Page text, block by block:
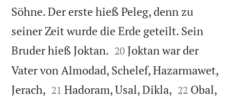
Söhne. Der erste hieß Peleg, denn zu
seiner Zeit wurde die Erde geteilt. Sein
Bruder hieß Joktan. 

20 Joktan war der
Vater von Almodad, Schelef, Hazarmawet,
Jerach, 

21 Hadoram, Usal, Dikla, 

22 Obal,